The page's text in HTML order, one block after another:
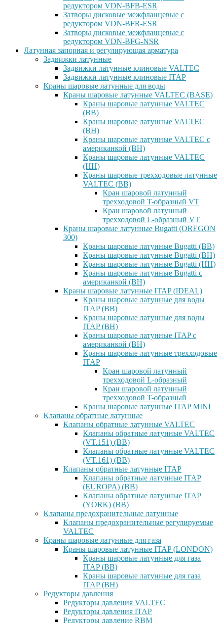
редуктором VDN-BFB-ESR
Затворы дисковые межфланцевые с
редуктором VDN-BFR-ESR
Затворы дисковые межфланцевые с
редуктором VDN-BFG-NSR
Латунная запорная и регулирующая арматура
Задвижки латунные
Задвижки латунные клиновые VALTEC
Задвижки латунные клиновые ITAP
Краны шаровые латунные для воды
Краны шаровые латунные VALTEC (BASE)
Краны шаровые латунные VALTEC
(ВВ)
Краны шаровые латунные VALTEC
(ВН)
Краны шаровые латунные VALTEC с
американкой (ВН)
Краны шаровые латунные VALTEC
(НН)
Краны шаровые трехходовые латунные
VALTEC (ВВ)
Кран шаровой латунный
трехходовой T-образный VT
Кран шаровой латунный
трехходовой L-образный VT
Краны шаровые латунные Bugatti (OREGON
300)
Краны шаровые латунные Bugatti (ВВ)
Краны шаровые латунные Bugatti (ВН)
Краны шаровые латунные Bugatti (НН)
Краны шаровые латунные Bugatti с
американкой (ВН)
Краны шаровые латунные ITAP (IDEAL)
Краны шаровые латунные для воды
ITAP (ВВ)
Краны шаровые латунные для воды
ITAP (ВН)
Краны шаровые латунные ITAP с
американкой (ВН)
Краны шаровые латунные трехходовые
ITAP
Кран шаровой латунный
трехходовой L-образный
Кран шаровой латунный
трехходовой T-образный
Краны шаровые латунные ITAP MINI
Клапаны обратные латунные
Клапаны обратные латунные VALTEC
Клапаны обратные латунные VALTEC
(VT.151) (ВВ)
Клапаны обратные латунные VALTEC
(VT.161) (ВВ)
Клапаны обратные латунные ITAP
Клапаны обратные латунные ITAP
(EUROPA) (ВВ)
Клапаны обратные латунные ITAP
(YORK) (ВВ)
Клапаны предохранительные латунные
Клапаны предохранительные регулируемые
VALTEC
Краны шаровые латунные для газа
Краны шаровые латунные ITAP (LONDON)
Краны шаровые латунные для газа
ITAP (ВВ)
Краны шаровые латунные для газа
ITAP (ВН)
Редукторы давления
Редукторы давления VALTEC
Редукторы давления ITAP
Редукторы давление RBM